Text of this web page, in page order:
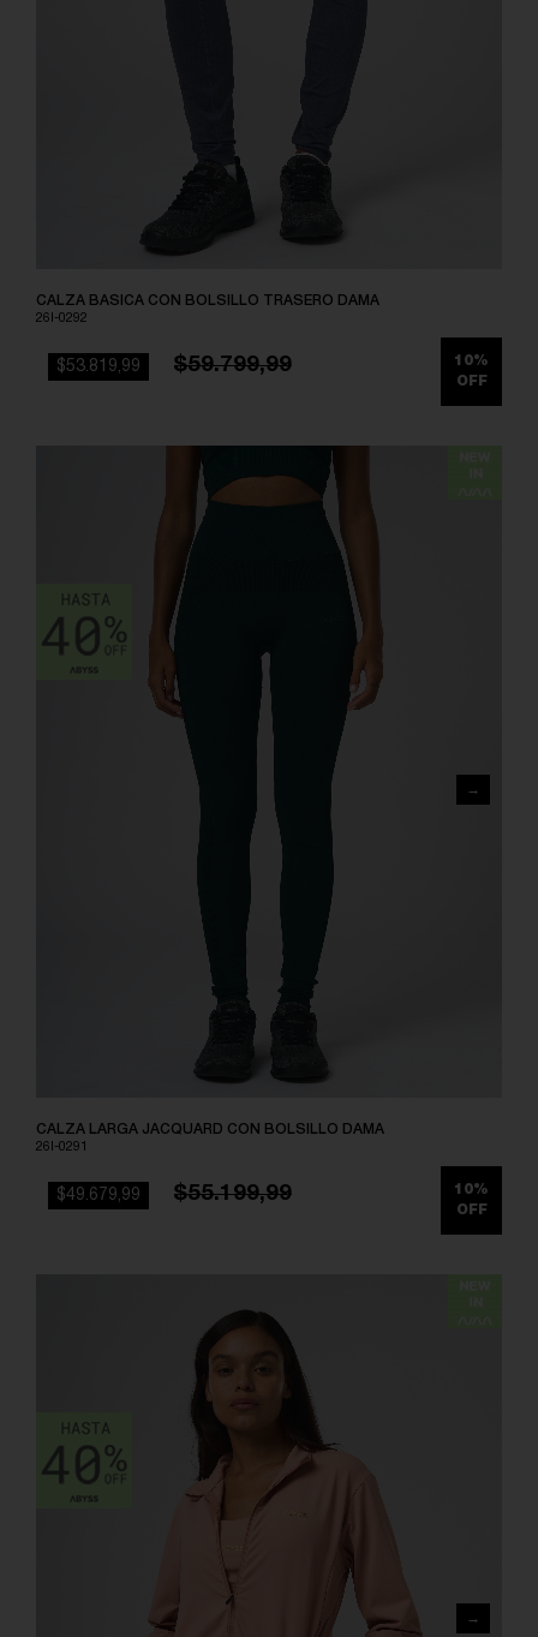
CALZA BASICA CON BOLSILLO TRASERO DAMA
26I-0292
$53.819,99 $59.799,99
10%
OFF
CALZA LARGA JACQUARD CON BOLSILLO DAMA
26I-0291
$49.679,99 $55.199,99
10%
OFF